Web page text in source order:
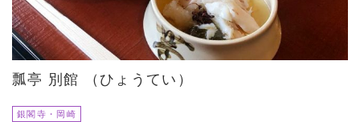
瓢亭 別館 （ひょうてい）
銀閣寺・岡崎